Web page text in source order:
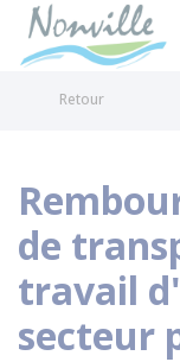
Retour
de
travail
secteur